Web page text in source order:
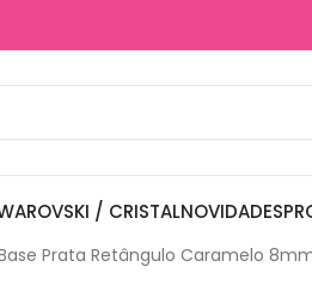
/ CRISTALNOVIDADES
Prata Retângulo Caramelo